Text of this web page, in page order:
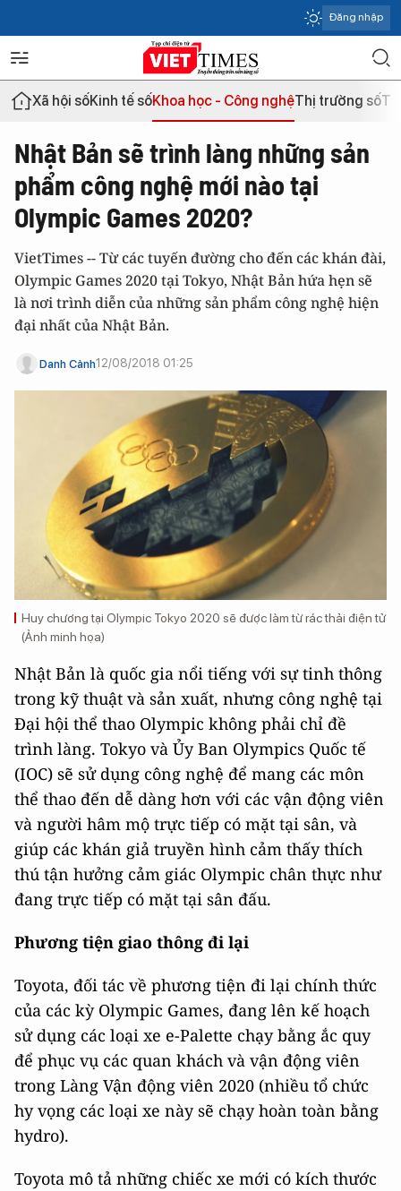
Đăng nhập
Xã hội sốKinh tế sốKhoa học - Công nghệThị trường số
Nhật Bản sẽ trình làng những sản
phẩm công nghệ mới nào tại
Olympic Games 2020?
VietTimes -- Từ các tuyến đường cho đến các khán đài,
Olympic Games 2020 tại Tokyo, Nhật Bản hứa hẹn sẽ
là nơi trình diễn của những sản phẩm công nghệ hiện
đại nhất của Nhật Bản.
Danh Cảnh12/08/2018 01:25
Huy chương tại Olympic Tokyo 2020 sẽ được làm từ rác thải điện tử
(Ảnh minh họa)
Nhật Bản là quốc gia nổi tiếng với sự tinh thông
trong kỹ thuật và sản xuất, nhưng công nghệ tại
Đại hội thể thao Olympic không phải chỉ đề
trình làng. Tokyo và Ủy Ban Olympics Quốc tế
(IOC) sẽ sử dụng công nghệ để mang các môn
thể thao đến dễ dàng hơn với các vận động viên
và người hâm mộ trực tiếp có mặt tại sân, và
giúp các khán giả truyền hình cảm thấy thích
thú tận hưởng cảm giác Olympic chân thực như
đang trực tiếp có mặt tại sân đấu.
Phương tiện giao thông đi lại
Toyota, đối tác về phương tiện đi lại chính thức
của các kỳ Olympic Games, đang lên kế hoạch
sử dụng các loại xe e-Palette chạy bằng ắc quy
để phục vụ các quan khách và vận động viên
trong Làng Vận động viên 2020 (nhiều tổ chức
hy vọng các loại xe này sẽ chạy hoàn toàn bằng
hydro).
Toyota mô tả những chiếc xe mới có kích thước